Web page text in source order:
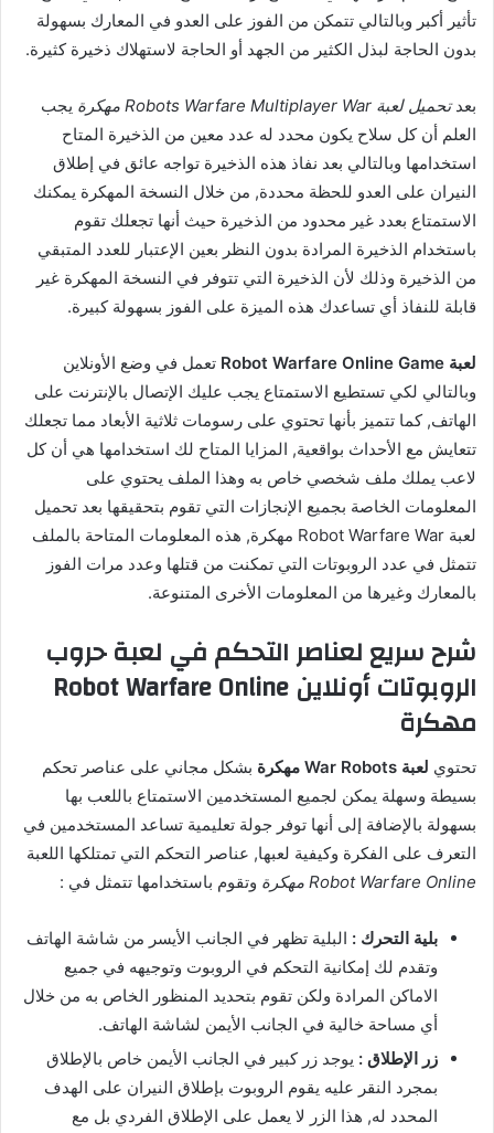
تأثير أكبر وبالتالي تتمكن من الفوز على العدو في المعارك بسهولة
بدون الحاجة لبذل الكثير من الجهد أو الحاجة لاستهلاك ذخيرة كثيرة.
بعدتحميل لعبة Robots Warfare Multiplayer War مهكرة
يجب
العلم أن كل سلاح يكون محدد له عدد معين من الذخيرة المتاح
استخدامها وبالتالي بعد نفاذ هذه الذخيرة تواجه عائق في إطلاق
النيران على العدو للحظة محددة, من خلال النسخة المهكرة يمكنك
الاستمتاع بعدد غير محدود من الذخيرة حيث أنها تجعلك تقوم
باستخدام الذخيرة المرادة بدون النظر بعين الإعتبار للعدد المتبقي
من الذخيرة وذلك لأن الذخيرة التي تتوفر في النسخة المهكرة غير
قابلة للنفاذ أي تساعدك هذه الميزة على الفوز بسهولة كبيرة.
لعبة Robot Warfare Online Game
تعمل في وضع الأونلاين
وبالتالي لكي تستطيع الاستمتاع يجب عليك الإتصال بالإنترنت على
الهاتف, كما تتميز بأنها تحتوي على رسومات ثلاثية الأبعاد مما تجعلك
تتعايش مع الأحداث بواقعية, المزايا المتاح لك استخدامها هي أن كل
لاعب يملك ملف شخصي خاص به وهذا الملف يحتوي على
المعلومات الخاصة بجميع الإنجازات التي تقوم بتحقيقها بعد تحميل
لعبة Robot Warfare War مهكرة, هذه المعلومات المتاحة بالملف
تتمثل في عدد الروبوتات التي تمكنت من قتلها وعدد مرات الفوز
بالمعارك وغيرها من المعلومات الأخرى المتنوعة.
شرح سريع لعناصر التحكم في لعبة حروب
الروبوتات أونلاين Robot Warfare Online
مهكرة
تحتوي لعبة War Robots مهكرة
بشكل مجاني على عناصر تحكم
بسيطة وسهلة يمكن لجميع المستخدمين الاستمتاع باللعب بها
بسهولة بالإضافة إلى أنها توفر جولة تعليمية تساعد المستخدمين في
التعرف على الفكرة وكيفية لعبها, عناصر التحكم التي تمتلكها اللعبة
Robot Warfare Online مهكرة
وتقوم باستخدامها تتمثل في :
بلية التحرك : البلية تظهر في الجانب الأيسر من شاشة الهاتف
وتقدم لك إمكانية التحكم في الروبوت وتوجيهه في جميع
الاماكن المرادة ولكن تقوم بتحديد المنظور الخاص به من خلال
أي مساحة خالية في الجانب الأيمن لشاشة الهاتف.
زر الإطلاق : يوجد زر كبير في الجانب الأيمن خاص بالإطلاق
بمجرد النقر عليه يقوم الروبوت بإطلاق النيران على الهدف
المحدد له, هذا الزر لا يعمل على الإطلاق الفردي بل مع